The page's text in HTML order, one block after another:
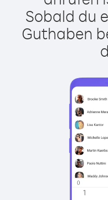
Sobald du
Guthaben